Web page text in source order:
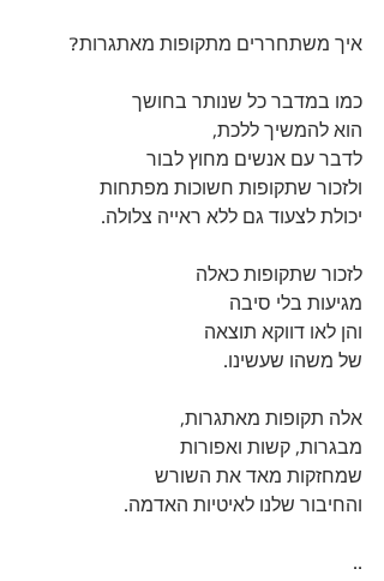
איך משתחררים מתקופות מאתגרות?
כמו במדבר כל שנותר בחושך
הוא להמשיך ללכת,
לדבר עם אנשים מחוץ לבור
ולזכור שתקופות חשוכות מפתחות
יכולת לצעוד גם ללא ראייה צלולה.
לזכור שתקופות כאלה
מגיעות בלי סיבה
והן לאו דווקא תוצאה
של משהו שעשינו.
אלה תקופות מאתגרות,
מבגרות, קשות ואפורות
שמחזקות מאד את השורש
והחיבור שלנו לאיטיות האדמה.
..